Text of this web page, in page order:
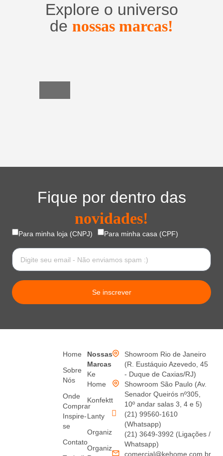
Explore o universo
de nossas marcas!
Fique por dentro das
novidades!
Para minha loja (CNPJ) Para minha casa (CPF)
Se inscrever
Home
Sobre
Nós
Onde
Comprar
Inspire-
se
Contato
Nossas
Marcas
Ke
Home
Konfektt
Lanty
Organiz
Organiz
Showroom Rio de Janeiro
(R. Eustáquio Azevedo, 45
- Duque de Caxias/RJ)
Showroom São Paulo (Av.
Senador Queirós nº305,
10º andar salas 3, 4 e 5)
(21) 99560-1610
(Whatsapp)
(21) 3649-3992 (Ligações /
Whatsapp)
comercial@kehome.com.br